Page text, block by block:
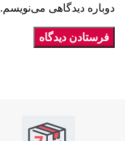
دوباره دیدگاهی می‌نویسم.